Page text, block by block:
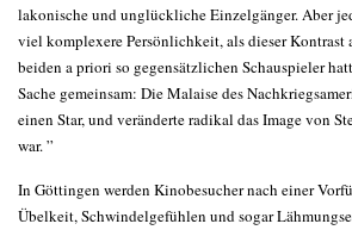
lakonische und unglückliche Einzelgänger. Aber
viel komplexere Persönlichkeit, als dieser Kontrast
beiden a priori so gegensätzlichen Schauspieler
Sache gemeinsam: Die Malaise des
einen Star, und veränderte radikal das Image von
war. ”
In Göttingen werden Kinobesucher nach einer
Übelkeit, Schwindelgefühlen und sogar